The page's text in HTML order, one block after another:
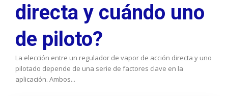
directa y cuándo uno
de piloto?
La elección entre un regulador de vapor de acción directa y uno
pilotado depende de una serie de factores clave en la
aplicación. Ambos...